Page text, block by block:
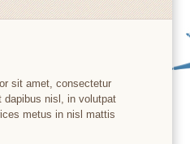
sit amet, consectetur
nisl, in volutpat
metus in nisl mattis